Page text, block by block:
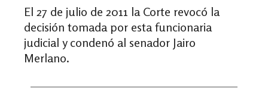
El 27 de julio de 2011 la Corte revocó la
decisión tomada por esta funcionaria
judicial y condenó al senador Jairo
Merlano.